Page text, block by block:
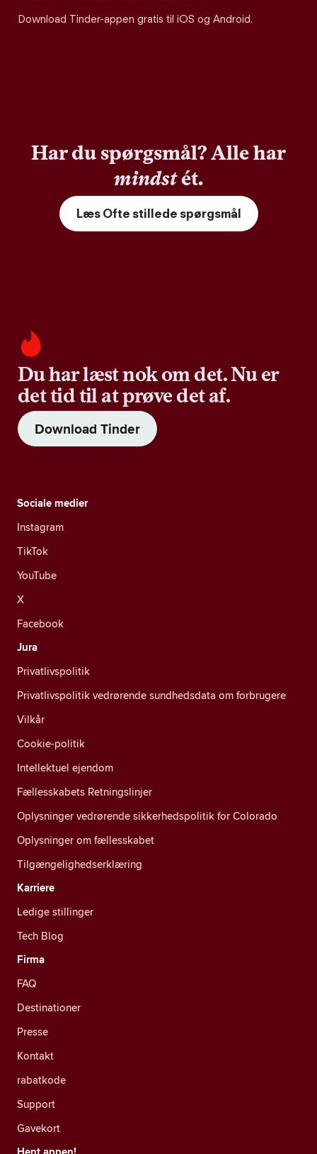
Download Tinder-appen gratis til iOS og Android.
Har du spørgsmål? Alle har
mindstét.
Læs Ofte stillede spørgsmål
Du har læst nok om det. Nu er
det tid til at prøve det af.
Download Tinder
Sociale medier
Instagram
TikTok
YouTube
X
Facebook
Jura
Privatlivspolitik
Privatlivspolitik vedrørende sundhedsdata om forbrugere
Vilkår
Cookie-politik
Intellektuel ejendom
Fællesskabets Retningslinjer
Oplysninger vedrørende sikkerhedspolitik for Colorado
Oplysninger om fællesskabet
Tilgængelighedserklæring
Karriere
Ledige stillinger
Tech Blog
Firma
FAQ
Destinationer
Presse
Kontakt
rabatkode
Support
Gavekort